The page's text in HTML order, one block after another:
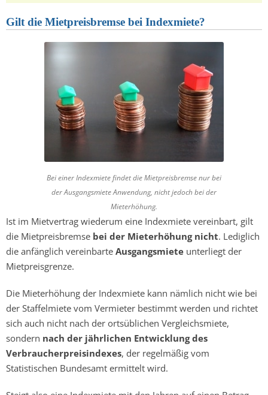
Gilt die Mietpreisbremse bei Indexmiete?
Bei einer Indexmiete findet die Mietpreisbremse nur bei
der Ausgangsmiete Anwendung, nicht jedoch bei der
Mieterhöhung.
Ist im Mietvertrag wiederum eine Indexmiete vereinbart, gilt
die Mietpreisbremse bei der Mieterhöhung nicht. Lediglich
die anfänglich vereinbarte Ausgangsmiete unterliegt der
Mietpreisgrenze.
Die Mieterhöhung der Indexmiete kann nämlich nicht wie bei
der Staffelmiete vom Vermieter bestimmt werden und richtet
sich auch nicht nach der ortsüblichen Vergleichsmiete,
sondern nach der jährlichen Entwicklung des
Verbraucherpreisindexes, der regelmäßig vom
Statistischen Bundesamt ermittelt wird.